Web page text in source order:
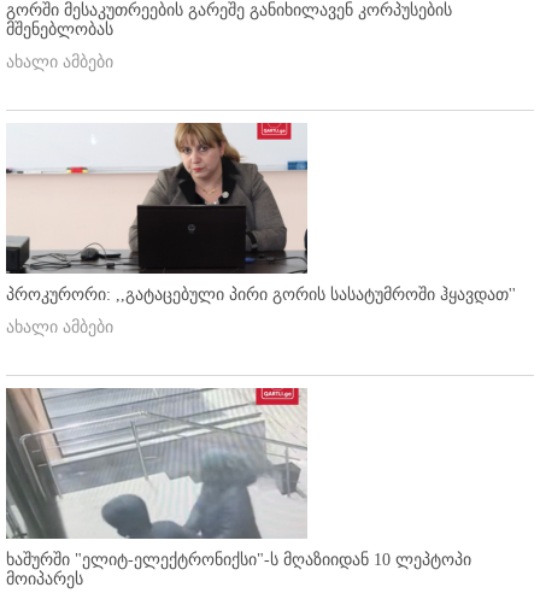
გორში მესაკუთრეების გარეშე განიხილავენ კორპუსების
მშენებლობას
ახალი ამბები
პროკურორი: ,,გატაცებული პირი გორის სასატუმროში ჰყავდათ''
ახალი ამბები
ხაშურში "ელიტ-ელექტრონიქსი"-ს მღაზიიდან 10 ლეპტოპი
მოიპარეს